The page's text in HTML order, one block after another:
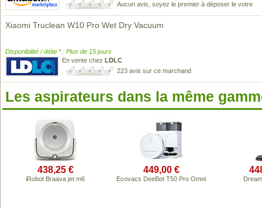
Aucun avis, soyez le premier à déposer le votre
Xiaomi Truclean W10 Pro Wet Dry Vacuum
Disponibilité / délai * : Plus de 15 jours
En vente chez LDLC
223 avis sur ce marchand
Les aspirateurs dans la même
438,25 €
iRobot Braava jet m6
449,00 €
Ecovacs DeeBot T50 Pro Omni